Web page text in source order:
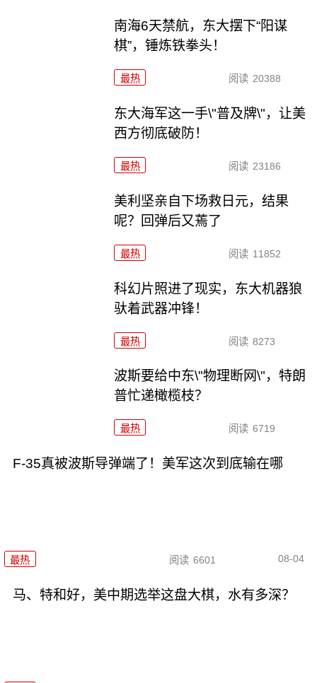
南海6天禁航，东大摆下“阳谋
棋”，锤炼铁拳头！
最热 阅读 20388
东大海军这一手\"普及牌\"，让美
西方彻底破防！
最热 阅读 23186
美利坚亲自下场救日元，结果
呢？回弹后又蔫了
最热 阅读 11852
科幻片照进了现实，东大机器狼
驮着武器冲锋！
最热 阅读 8273
波斯要给中东\"物理断网\"，特朗
普忙递橄榄枝？
最热 阅读 6719
F-35真被波斯导弹端了！美军这次到底输在哪
最热 阅读 6601 08-04
马、特和好，美中期选举这盘大棋，水有多深？